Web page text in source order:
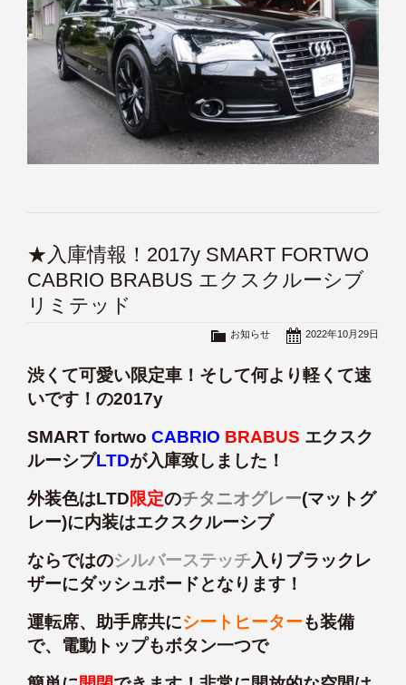
★入庫情報！2017y SMART FORTWO
CABRIO BRABUS エクスクルーシブ
リミテッド
2022年10月29日
お知らせ
渋くて可愛い限定車！そして何より軽くて速
いです！の2017y
SMART fortwo CABRIO BRABUS エクスク
ルーシブLTDが入庫致しました！
外装色はLTD限定のチタニオグレー(マットグ
レー)に内装はエクスクルーシブ
ならではのシルバーステッチ入りブラックレ
ザーにダッシュボードとなります！
運転席、助手席共にシートヒーターも装備
で、電動トップもボタン一つで